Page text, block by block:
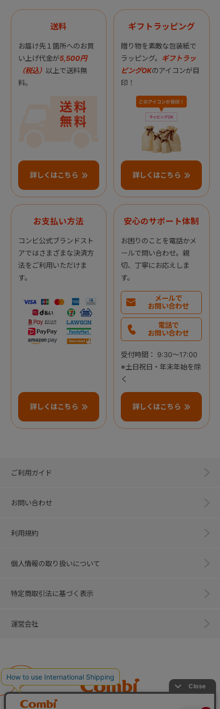
送料
お届け先１箇所へのお買
い上げ代金が5,500円
（税込） 以上で送料無
料。
詳しくはこちら
ギフトラッピング
贈り物を素敵な包装紙で
ラッピング。 ギフトラッ
ピングOKのアイコンが目
印！
詳しくはこちら
お支払い方法
コンビ公式ブランドスト
アではさまざまな決済方
法をご利用いただけま
す。
詳しくはこちら
安心のサポート体制
お困りのことを電話かメ
ールで問い合わせ。親
切、丁寧にお応えしま
す。
メールで
お問い合わせ
電話で
お問い合わせ
受付時間： 9:30～17:00
※土日祝日・年末年始を除
く
詳しくはこちら
ご利用ガイド
お問い合わせ
利用規約
個人情報の取り扱いについて
特定商取引法に基づく表示
運営会社